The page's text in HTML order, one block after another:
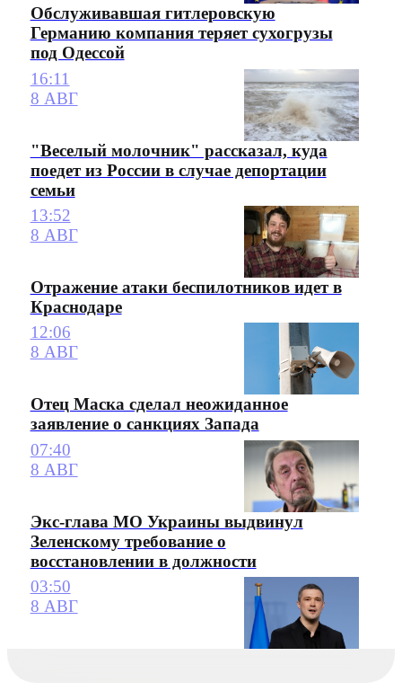
Обслуживавшая гитлеровскую
Германию компания теряет сухогрузы
под Одессой
16:11
8 АВГ
"Веселый молочник" рассказал, куда
поедет из России в случае депортации
семьи
13:52
8 АВГ
Отражение атаки беспилотников идет в
Краснодаре
12:06
8 АВГ
Отец Маска сделал неожиданное
заявление о санкциях Запада
07:40
8 АВГ
Экс-глава МО Украины выдвинул
Зеленскому требование о
восстановлении в должности
03:50
8 АВГ